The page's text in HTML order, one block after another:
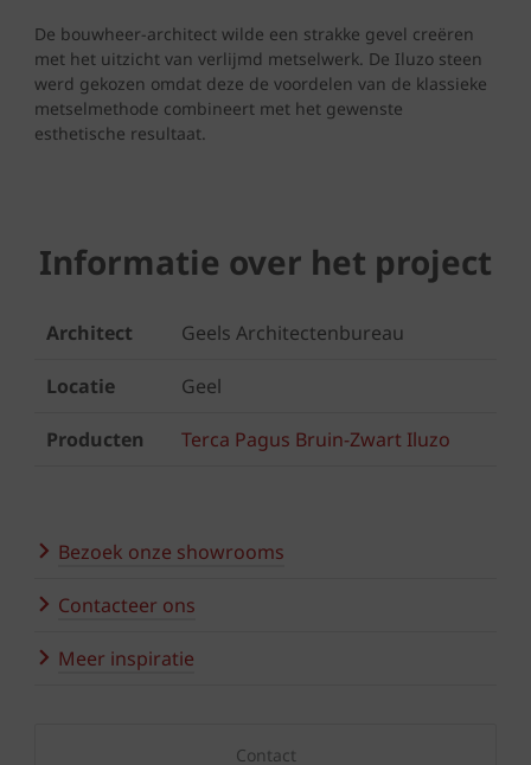
De bouwheer-architect wilde een strakke gevel creëren
met het uitzicht van verlijmd metselwerk. De Iluzo steen
werd gekozen omdat deze de voordelen van de klassieke
metselmethode combineert met het gewenste
esthetische resultaat.
Informatie over het project
Architect Geels Architectenbureau
Locatie Geel
Producten Terca Pagus Bruin-Zwart Iluzo
Bezoek onze showrooms
Contacteer ons
Meer inspiratie
Contact